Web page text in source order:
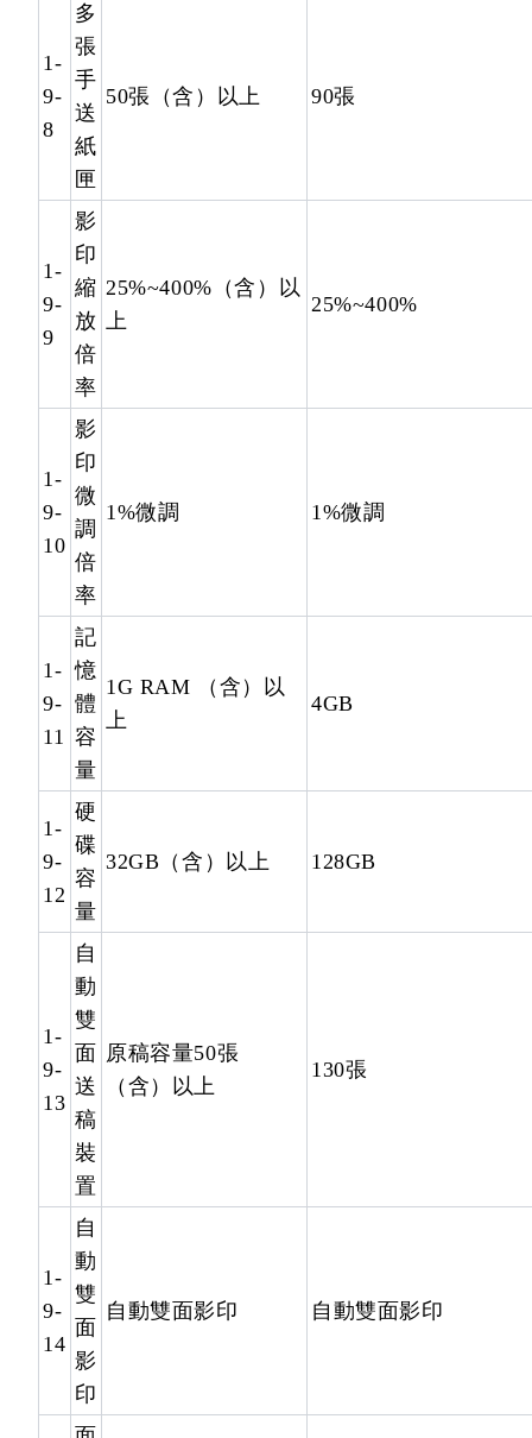
1-
9-
8
多
張
手
送
紙
匣
50張（含）以上 90張
1-
9-
9
影
印
縮
放
倍
率
25%~400%（含）以
上
25%~400%
1-
9-
10
影
印
微
調
倍
率
1%微調 1%微調
1-
9-
11
記
憶
體
容
量
1G RAM （含）以
上
4GB
1-
9-
12
硬
碟
容
量
32GB（含）以上 128GB
1-
9-
13
自
動
雙
面
送
稿
裝
置
原稿容量50張
（含）以上
130張
1-
9-
14
自
動
雙
面
影
印
自動雙面影印 自動雙面影印